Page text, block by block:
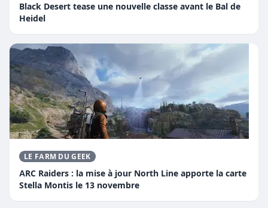
Black Desert tease une nouvelle classe avant le Bal de
Heidel
LE FARM DU GEEK
ARC Raiders : la mise à jour North Line apporte la carte
Stella Montis le 13 novembre